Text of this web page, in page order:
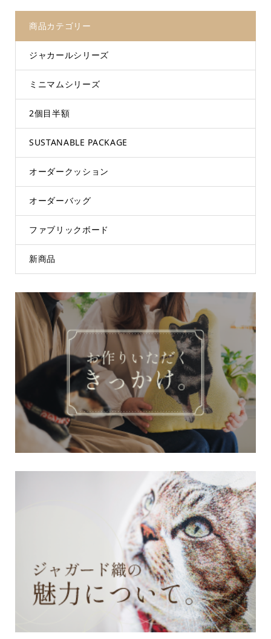
商品カテゴリー
ジャカールシリーズ
ミニマムシリーズ
2個目半額
SUSTANABLE PACKAGE
オーダークッション
オーダーバッグ
ファブリックボード
新商品